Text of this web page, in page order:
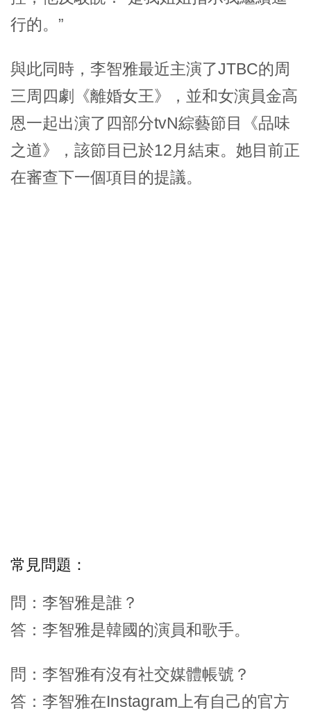
行的。”
與此同時，李智雅最近主演了JTBC的周
三周四劇《離婚女王》，並和女演員金高
恩一起出演了四部分tvN綜藝節目《品味
之道》，該節目已於12月結束。她目前正
在審查下一個項目的提議。
常見問題：
問：李智雅是誰？
答：李智雅是韓國的演員和歌手。
問：李智雅有沒有社交媒體帳號？
答：李智雅在Instagram上有自己的官方